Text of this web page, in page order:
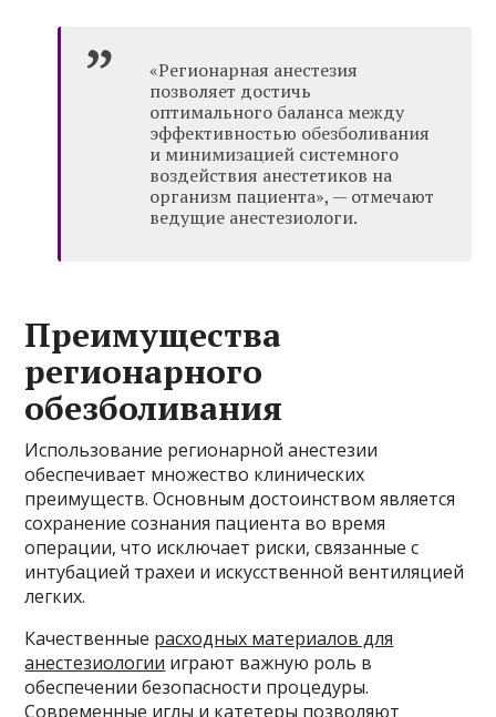
«Регионарная анестезия
позволяет достичь
оптимального баланса между
эффективностью обезболивания
и минимизацией системного
воздействия анестетиков на
организм пациента», — отмечают
ведущие анестезиологи.
Преимущества
регионарного
обезболивания
Использование регионарной анестезии
обеспечивает множество клинических
преимуществ. Основным достоинством является
сохранение сознания пациента во время
операции, что исключает риски, связанные с
интубацией трахеи и искусственной вентиляцией
легких.
Качественные расходных материалов для
анестезиологии играют важную роль в
обеспечении безопасности процедуры.
Современные иглы и катетеры позволяют